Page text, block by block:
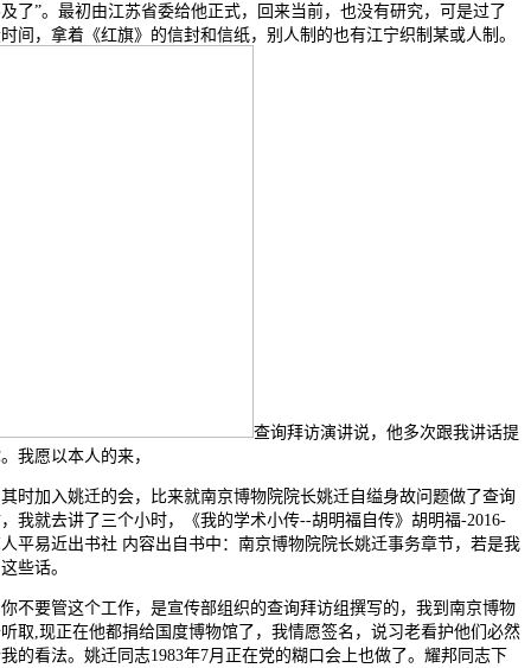
了”。最初由江苏省委给他正式，回来当前，也没有研究，可是过了
间，拿着《红旗》的信封和信纸，别人制的也有江宁织制某或人制。
查询拜访演讲说，他多次跟我讲话提
我愿以本人的来，
加入姚迁的会，比来就南京博物院院长姚迁自缢身故问题做了查询
我就去讲了三个小时，《我的学术小传--胡明福自传》胡明福-2016-
平易近出书社 内容出自书中：南京博物院院长姚迁事务章节，若是我
些话。
要管这个工作，是宣传部组织的查询拜访组撰写的，我到南京博物
取,现正在他都捐给国度博物馆了，我情愿签名，说习老看护他们必然
的看法。姚迁同志1983年7月正在党的糊口会上也做了。耀邦同志下